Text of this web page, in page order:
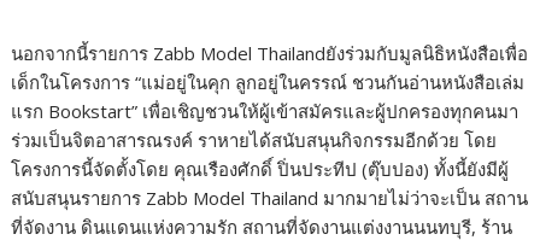
นอกจากนี้รายการ Zabb Model Thailandยังร่วมกับมูลนิธิหนังสือเพื่อ
เด็กในโครงการ “แม่อยู่ในคุก ลูกอยู่ในครรณ์ ชวนกันอ่านหนังสือเล่ม
แรก Bookstart” เพื่อเชิญชวนให้ผู้เข้าสมัครและผู้ปกครองทุกคนมา
ร่วมเป็นจิตอาสารณรงค์ ราหายได้สนับสนุนกิจกรรมอีกด้วย โดย
โครงการนี้จัดตั้งโดย คุณเรืองศักดิ์ ปิ่นประทีป (ตุ๊บปอง) ทั้งนี้ยังมีผู้
สนับสนุนรายการ Zabb Model Thailand มากมายไม่ว่าจะเป็น สถาน
ที่จัดงาน ดินแดนแห่งความรัก สถานที่จัดงานแต่งงานนนทบุรี, ร้าน